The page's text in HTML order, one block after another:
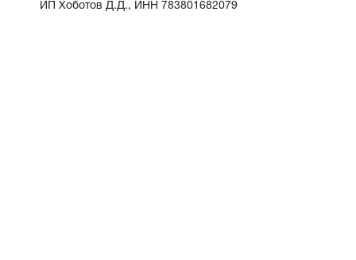
ИП Хоботов Д.Д., ИНН 783801682079